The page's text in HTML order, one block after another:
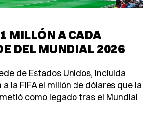
MILLÓN A CADA
DEL MUNDIAL 2026
de Estados Unidos, incluida
la FIFA el millón de dólares que la
como legado tras el Mundial